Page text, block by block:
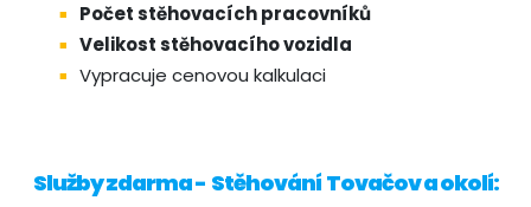
Počet stěhovacích pracovníků
Velikost stěhovacího vozidla
Vypracuje cenovou kalkulaci
Služby zdarma - Stěhování Tovačov a okolí: